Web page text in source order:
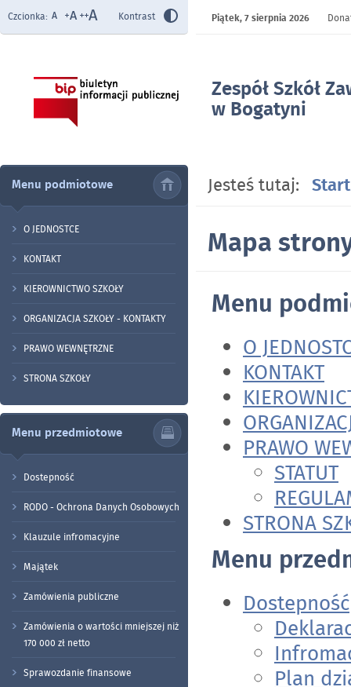
Zespół Szkół
w Bogatyni
Czcionka: Kontrast Piątek,7 sierpnia 2026
Menu podmiotowe
O JEDNOSTCE
KONTAKT
KIEROWNICTWO SZKOŁY
ORGANIZACJA SZKOŁY - KONTAKTY
PRAWO WEWNĘTRZNE
STRONA SZKOŁY
Menu przedmiotowe
Dostepność
RODO - Ochrona Danych Osobowych
Klauzule infromacyjne
Majątek
Zamówienia publiczne
Zamówienia o wartości mniejszej niż
170 000 zł netto
Sprawozdanie finansowe
Jesteś tutaj: Start
Mapa
Menu
O
KONTAKT
PRAWO
STATUT
STRONA
Menu
Dostepność
Plan